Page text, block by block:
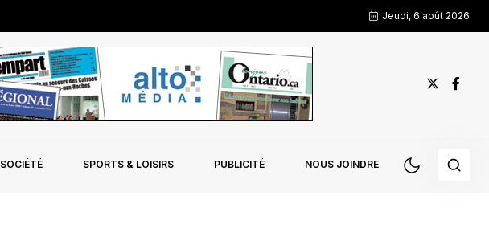
Jeudi, 6 août 2026
SOCIÉTÉ SPORTS & LOISIRS PUBLICITÉ NOUS JOINDRE